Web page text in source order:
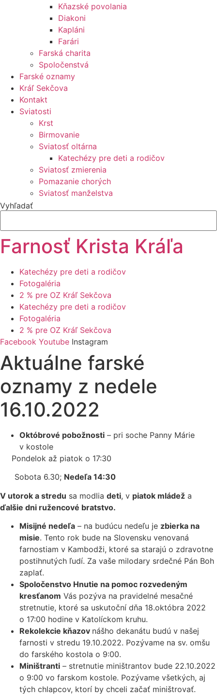
Kňazské povolania
Diakoni
Kapláni
Farári
Farská charita
Spoločenstvá
Farské oznamy
Kráľ Sekčova
Kontakt
Sviatosti
Krst
Birmovanie
Sviatosť oltárna
Katechézy pre deti a rodičov
Sviatosť zmierenia
Pomazanie chorých
Sviatosť manželstva
Vyhľadať
Farnosť Krista Kráľa
Katechézy pre deti a rodičov
Fotogaléria
2 % pre OZ Kráľ Sekčova
Katechézy pre deti a rodičov
Fotogaléria
2 % pre OZ Kráľ Sekčova
Facebook Youtube Instagram
Aktuálne farské
oznamy z nedele
16.10.2022
Októbrové pobožnosti – pri soche Panny Márie
v kostole
Pondelok až piatok o 17:30
Sobota 6.30; Nedeľa 14:30
V utorok a stredu sa modlia deti, v piatok mládež a
ďalšie dni ružencové bratstvo.
Misijné nedeľa – na budúcu nedeľu je zbierka na
misie. Tento rok bude na Slovensku venovaná
farnostiam v Kambodži, ktoré sa starajú o zdravotne
postihnutých ľudí. Za vaše milodary srdečné Pán Boh
zaplať.
Spoločenstvo Hnutie na pomoc rozvedeným
kresťanom Vás pozýva na pravidelné mesačné
stretnutie, ktoré sa uskutoční dňa 18.októbra 2022
o 17:00 hodine v Katolíckom kruhu.
Rekolekcie kňazov nášho dekanátu budú v našej
farnosti v stredu 19.10.2022. Pozývame na sv. omšu
do farského kostola o 9:00.
Miništranti – stretnutie miništrantov bude 22.10.2022
o 9:00 vo farskom kostole. Pozývame všetkých, aj
tých chlapcov, ktorí by chceli začať miništrovať.